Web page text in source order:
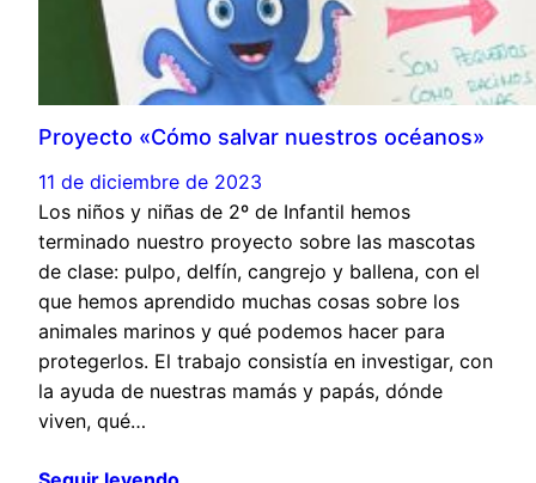
Proyecto «Cómo salvar nuestros océanos»
11 de diciembre de 2023
Los niños y niñas de 2º de Infantil hemos
terminado nuestro proyecto sobre las mascotas
de clase: pulpo, delfín, cangrejo y ballena, con el
que hemos aprendido muchas cosas sobre los
animales marinos y qué podemos hacer para
protegerlos. El trabajo consistía en investigar, con
la ayuda de nuestras mamás y papás, dónde
viven, qué…